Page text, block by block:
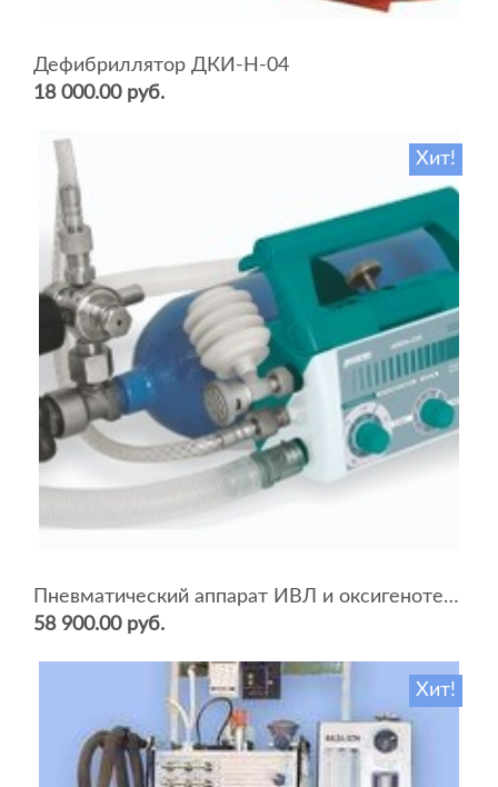
Дефибриллятор ДКИ-Н-04
18 000.00 руб.
Хит!
Пневматический аппарат ИВЛ и оксигенотерапии портативный АИВЛп-2/20-«ТМТ»
58 900.00 руб.
Хит!